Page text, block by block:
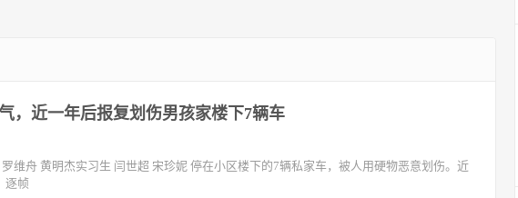
，近一年后报复划伤男孩家楼下7辆车
维舟 黄明杰实习生 闫世超 宋珍妮 停在小区楼下的7辆私家车，被人用硬物恶意划伤。近
逐帧